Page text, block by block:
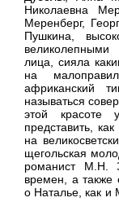
Николаевна
Меренберг,
Пушкина,
лица, сияла
на
африканский
называться
этой красоте
представить,
на
щегольская
романист М.Н.
времен, а также
о Наталье, как и